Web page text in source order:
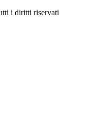
i diritti riservati